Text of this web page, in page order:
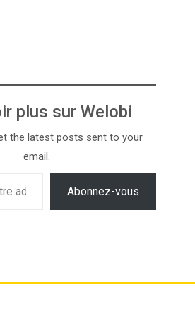
plus sur Welobi
the latest posts sent to your
email.
Abonnez-vous